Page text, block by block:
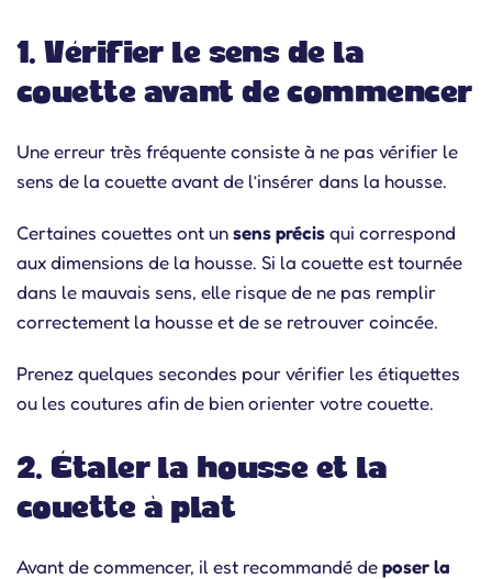
1. Vérifier le sens de la
couette avant de commencer
Une erreur très fréquente consiste à ne pas vérifier le
sens de la couette avant de l’insérer dans la housse.
Certaines couettes ont unsens précisqui correspond
aux dimensions de la housse. Si la couette est tournée
dans le mauvais sens, elle risque de ne pas remplir
correctement la housse et de se retrouver coincée.
Prenez quelques secondes pour vérifier les étiquettes
ou les coutures afin de bien orienter votre couette.
2. Étaler la housse et la
couette à plat
Avant de commencer, il est recommandé deposer la